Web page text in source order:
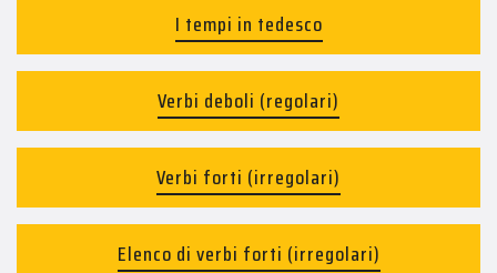
I tempi in tedesco
Verbi deboli (regolari)
Verbi forti (irregolari)
Elenco di verbi forti (irregolari)